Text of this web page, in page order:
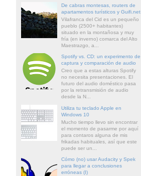
De cabras montesas, routers de
apartamentos turísticos y Guifi.net
Vilafranca del Cid es un pequeño
pueblo (2500+ habitantes)
situado en la montañosa y muy
fría (en inverno) comarca del Alto
Maestrazgo, a...
Spotify vs. CD: un experimento de
captura y comparación de audio
Creo que a estas alturas Spotify
no necesita presentaciones. El
futuro del audio doméstico pasa
por la retransmisión de audio
desde la N...
Utiliza tu teclado Apple en
Windows 10
Mucho tiempo llevo sin encontrar
el momento de pasarme por aquí
para contaros alguna de mis
frikadas habituales, así que este
puede ser un...
Cómo (no) usar Audacity y Spek
para llegar a conclusiones
erróneas (I)